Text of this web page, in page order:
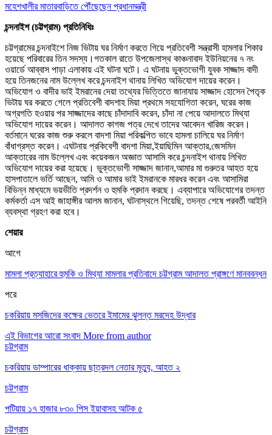
মহেশখালীর মাতারবাড়িতে পৌঁছেছেন প্রধানমন্ত্রী
চন্দনাইশ (চট্টগ্রাম) প্রতিনিধিঃ
চট্টগ্রামের চন্দনাইশে নিজ ভিটায় ঘর নির্মাণ করতে গিয়ে প্রতিবেশী সন্ত্রাসী হামলার শিকার
হয়েছে পরিবারের তিন সদস্য।গতকাল রাতে উপজেলাস্থ কাঞ্চনাবাদ ইউনিয়নের ৭ নং
ওয়ার্ডে আব্বাস পাড়া এলাকায় এই ঘটনা ঘটে। এ ঘটনায় ভুক্তভোগী যুবক সাজ্জাদ বাদী
হয়ে তিনজনের নাম উল্লেখ করে চন্দনাইশ থানায় লিখিত অভিযোগ দায়ের করেন।
অভিযোগ ও বাদীর ভাই ইমরানের দেয়া তথ্যের ভিত্তিতে জানাযায় সাজ্জাদ হোসেন পৈতৃক
ভিটায় ঘর করতে গেলে প্রতিবেশী বাদশাহ মিয়া প্রথমে সহযোগিতা করেন, ঘরের কাজ
অগ্রগতি হওয়ার পর সাজ্জাদের কাছে চাঁদাদাবি করেন, চাঁদা না পেয়ে আদালতে মিথ্যা
অভিযোগ দায়ের করেন। আদালত কাগজ পত্র দেখে তাদের আবেদন খারিজ করেন।
বর্তমানে ঘরের কাজ শুরু করলে বাদশা মিয়া পরিকল্পিত ভাবে হামলা চালিয়ে ঘর নির্মাণ
বাঁধাগ্রস্ত করেন। এঘটনায় প্রকিবেশী বাদশা মিয়া,ইয়াছিমিন আক্তার,জেসমিন
আক্তারের নাম উল্লেখ এবং কয়েকজন অজ্ঞাত আসামি করে চন্দনাইশ থানায় লিখিত
অভিযোগ দায়ের করা হয়েছে। ভুক্তভোগী সাজ্জাদ জানান,আমার মা গুরুতর আহত হয়ে
হাসপাতালে ভর্তি আছেন, আমি ও আমার ভাই ইমরানকে মারধর করেন এবং আসামিরা
বিভিন্ন মাধ্যমে ভয়ভীতি প্রদর্শন ও হুমকি প্রদান করছে। এব্যাপারে অভিযোগের তদন্ত
কর্মকর্তা এস আই জাহাঙ্গীর আলম জানান, ঘটনাস্থলে গিয়েছি, তদন্ত শেষে পরবর্তী আইনি
ব্যবস্থা গ্রহণ করা হবে।
শেয়ার
আগে
মামলা প্রত্যাহারে হুমকি ও মিথ্যা মামলার প্রতিবাদে চট্টগ্রাম আদালত প্রাঙ্গণে মানববন্ধন
পরে
চকরিয়ায় মসজিদের কক্ষের ভেতরে ইমামের ঝুলন্ত মরদেহ উদ্ধার
এই বিভাগের আরো সংবাদ More from author
চট্টগ্রাম
চকরিয়ায় ডাম্পারের ধাক্কায় ছাত্রদল নেতার মৃত্যু, আহত ২
চট্টগ্রাম
পটিয়ায় ১৭ হাজার ৮৩০ পিস ইয়াবাসহ আটক ৫
চট্টগ্রাম